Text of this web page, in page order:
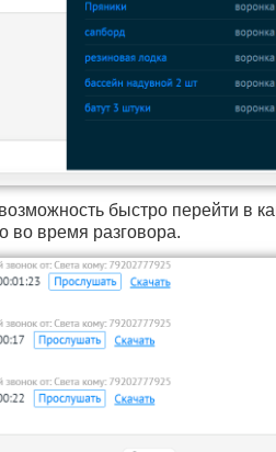
быстро перейти в
во время разговора.